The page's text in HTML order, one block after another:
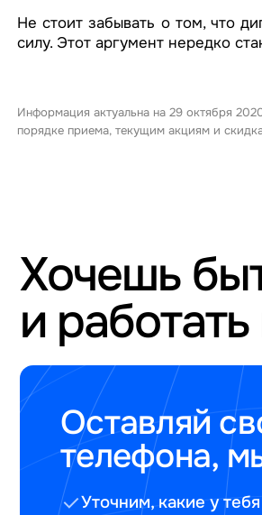
Не стоит забывать о том, что
силу. Этот аргумент нередко
Информация актуальна на 29 октября
порядке приема, текущим акциям и
Хочешь
и
Оставляй
телефона,
Уточним, какие у